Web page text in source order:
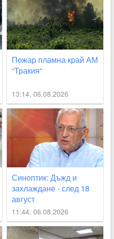
Пожар пламна край АМ
“Тракия“
13:14, 06.08.2026
Синоптик: Дъжд и
захлаждане - след 18
август
11:44, 06.08.2026